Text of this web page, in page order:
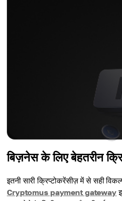
बिज़नेस के लिए बेहतरीन
इतनी सारी क्रिप्टोकरेंसीज़ में से सही
Cryptomus payment gateway